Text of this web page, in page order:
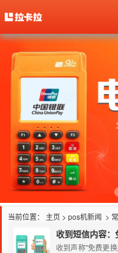
当前位置： 主页 > pos机新闻 >
收到声称"免费更